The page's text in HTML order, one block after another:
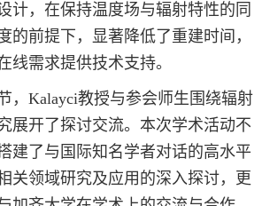
计，在保持温度场与辐射特性的同
的前提下，显著降低了重建时间，
线需求提供技术支持。
，Kalayci教授与参会师生围绕辐射
展开了探讨交流。本次学术活动不
建了与国际知名学者对话的高水平
关领域研究及应用的深入探讨，更